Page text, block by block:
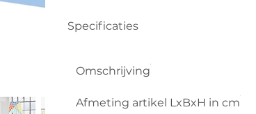
Specificaties
Omschrijving
Afmeting artikel LxBxH in cm